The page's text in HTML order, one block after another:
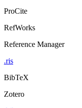
ProCite
RefWorks
Reference Manager
.ris
BibTeX
Zotero